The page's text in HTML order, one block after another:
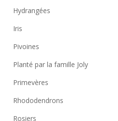
Hydrangées
Iris
Pivoines
Planté par la famille Joly
Primevères
Rhododendrons
Rosiers